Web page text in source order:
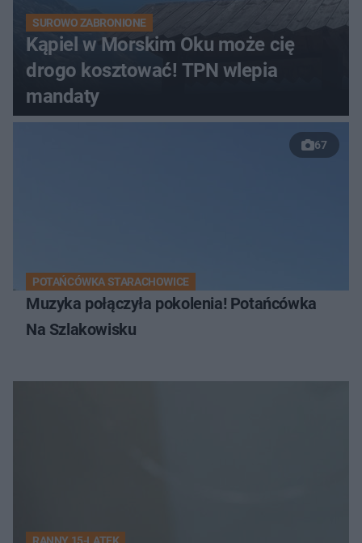
SUROWO ZABRONIONE
Kąpiel w Morskim Oku może cię
drogo kosztować! TPN wlepia
mandaty
67
POTAŃCÓWKA STARACHOWICE
Muzyka połączyła pokolenia! Potańcówka
Na Szlakowisku
RANNY 15-LATEK